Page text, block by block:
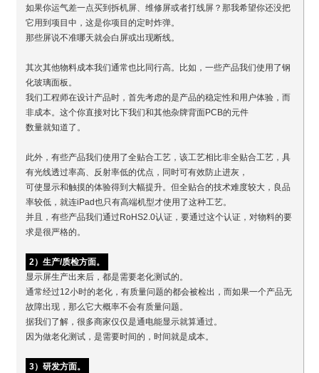
如果你运气差一点买到拆机屏、维修屏或者打线屏？那我希望你还没把
它用到项目中，这是你项目的定时炸弹。
那些屏说不准哪天就会白屏或出现断线。
其次其他物料成本我们通常也比同行高。比如，一些产品我们使用了钢
化玻璃面板。
我们工程师在设计产品时，首先考虑的是产品的稳定性和用户体验，而
非成本。这个你直接对比下我们和其他杂牌背面PCB的元件
数量就知道了。
此外，有些产品我们使用了全贴合工艺，该工艺相比非全贴合工艺，具
有光线透过率高、反射率低的优点，同时可有效防止进灰，
可使显示和触摸的体验得到大幅提升。但全贴合的技术难度较大，良品
率较低，就连iPad也只有高端机型才使用了这种工艺。
并且，有些产品我们通过RoHS2.0认证，要通过这个认证，对物料的要
求是很严格的。
2）生产/质检方面。
显示屏生产出来后，都是需要老化测试的。
通常经过12小时的老化，有质量问题的都会被检出，而如果一个产品无
故障出现，那么它大概率不会有质量问题。
据我们了解，很多商家仅仅是通电能显示就算通过。
因为做老化测试，是需要时间的，时间就是成本。
3）研发方面。